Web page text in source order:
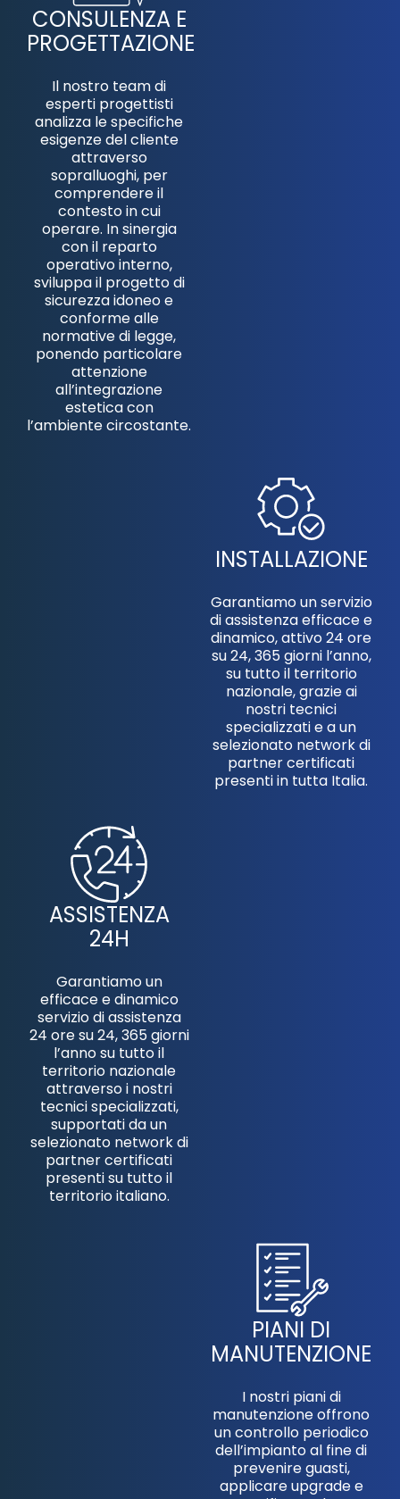
CONSULENZA E
PROGETTAZIONE​
Il nostro team di
esperti progettisti
analizza le specifiche
esigenze del cliente
attraverso
sopralluoghi, per
comprendere il
contesto in cui
operare. In sinergia
con il reparto
operativo interno,
sviluppa il progetto di
sicurezza idoneo e
conforme alle
normative di legge,
ponendo particolare
attenzione
all’integrazione
estetica con
l’ambiente circostante.
INSTALLAZIONE
Garantiamo un servizio
di assistenza efficace e
dinamico, attivo 24 ore
su 24, 365 giorni l’anno,
su tutto il territorio
nazionale, grazie ai
nostri tecnici
specializzati e a un
selezionato network di
partner certificati
presenti in tutta Italia.
ASSISTENZA
24H
Garantiamo un
efficace e dinamico
servizio di assistenza
24 ore su 24, 365 giorni
l’anno su tutto il
territorio nazionale
attraverso i nostri
tecnici specializzati,
supportati da un
selezionato network di
partner certificati
presenti su tutto il
territorio italiano.
PIANI DI
MANUTENZIONE​
I nostri piani di
manutenzione offrono
un controllo periodico
dell’impianto al fine di
prevenire guasti,
applicare upgrade e